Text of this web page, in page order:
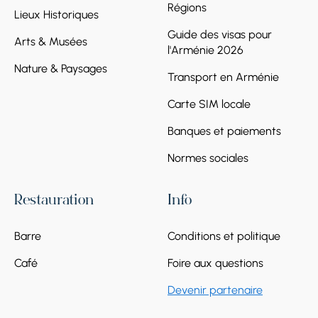
historique reflète un mélange de traditions
au fil des siècles. Le principal monument
spirituel de la ville est la cathédrale de la
Sainte-Mère-de-Dieu (Notre-Dame-des-
de Gyumri. Construite au XIXe siècle, elle est
réputée pour sa pierre de tuf distinctive noire
et orange, ses arcs élégants et son intérieur
paisible. La cathédrale est l’un des sites
Lieux Historiques
Arts & Musées
Nature & Paysages
Régions
Guide des visas pour
l'Arménie 2026
Transport en Arménie
Carte SIM locale
Banques et paiements
Normes sociales
Restauration
Barre
Café
Info
Conditions et politique
Foire aux questions
Devenir partenaire